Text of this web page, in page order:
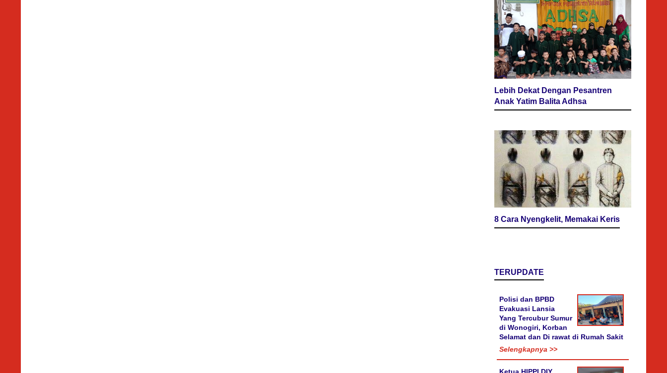
Lebih Dekat Dengan Pesantren
Anak Yatim Balita Adhsa
8 Cara Nyengkelit, Memakai Keris
TERUPDATE
Polisi dan BPBD
Evakuasi Lansia
Yang Tercubur Sumur
di Wonogiri, Korban
Selamat dan Di rawat di Rumah Sakit
Selengkapnya >>
Ketua HIPPI DIY